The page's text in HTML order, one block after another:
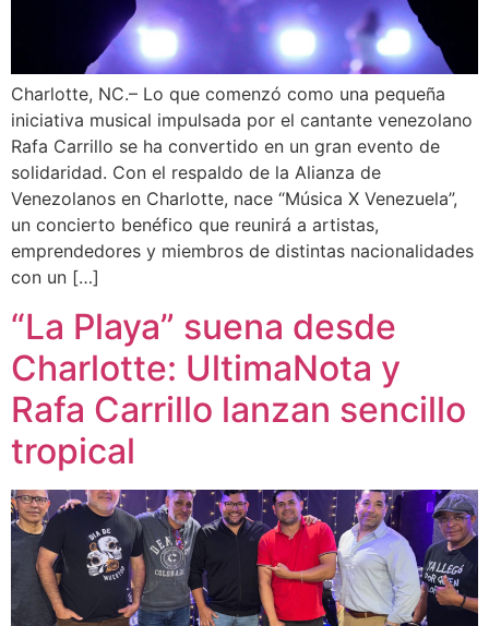
Charlotte, NC.– Lo que comenzó como una pequeña
iniciativa musical impulsada por el cantante venezolano
Rafa Carrillo se ha convertido en un gran evento de
solidaridad. Con el respaldo de la Alianza de
Venezolanos en Charlotte, nace “Música X Venezuela”,
un concierto benéfico que reunirá a artistas,
emprendedores y miembros de distintas nacionalidades
con un […]
“La Playa” suena desde
Charlotte: UltimaNota y
Rafa Carrillo lanzan sencillo
tropical